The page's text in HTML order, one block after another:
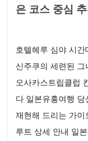
은 코스 중심
호텔헤루 심야 시
신주쿠의 세련된
오사카스트립클럽
다 일본유흥여행
재현해 드리는 가
루트 상세 안내 일